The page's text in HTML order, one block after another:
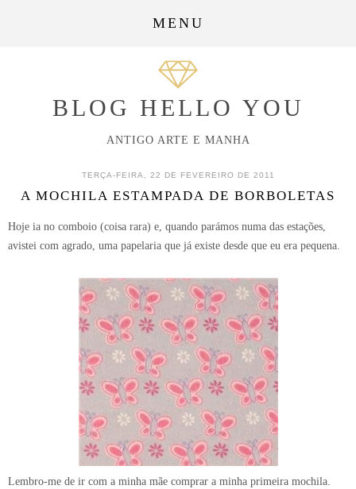
MENU
BLOG HELLO YOU
ANTIGO ARTE E MANHA
TERÇA-FEIRA, 22 DE FEVEREIRO DE 2011
A MOCHILA ESTAMPADA DE BORBOLETAS
Hoje ia no comboio (coisa rara) e, quando parámos numa das estações,
avistei com agrado, uma papelaria que já existe desde que eu era pequena.
Lembro-me de ir com a minha mãe comprar a minha primeira mochila.